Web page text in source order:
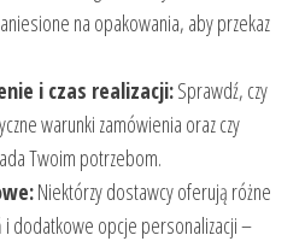
na opakowania, aby przekaz
i czas realizacji:Sprawdź, czy
warunki zamówienia oraz czy
Twoim potrzebom.
Niektórzy dostawcy oferują różne
dodatkowe opcje personalizacji –